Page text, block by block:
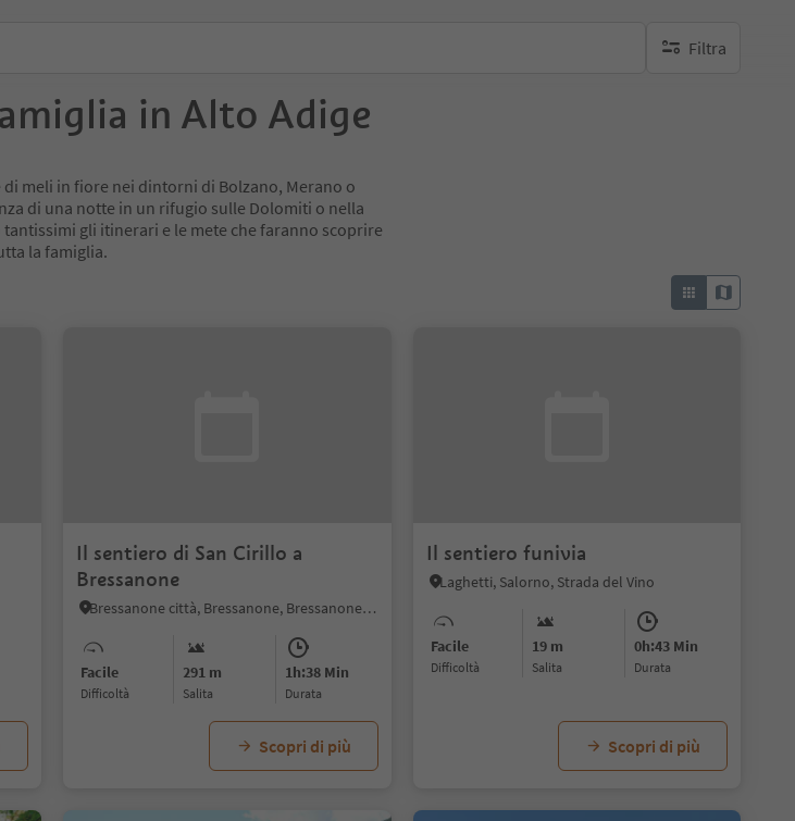
Filtra
nessun filtro attivo
in Alto Adige
meli in fiore nei dintorni di Bolzano, Merano o
di una notte in un rifugio sulle Dolomiti o nella
gli itinerari e le mete che faranno scoprire
la famiglia.
Il sentiero di San Cirillo a
Bressanone
Bressanone città, Bressanone, Bressanone e dintorni
Facile
Difficoltà
291 m
Salita
1h:38 Min
durata
Scopri di più
Il sentiero funivia
Laghetti, Salorno, Strada del Vino
Facile
Difficoltà
19 m
Salita
0h:43 Min
durata
Scopri di più